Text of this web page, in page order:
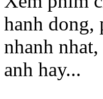
hanh dong,
nhanh
anh hay...